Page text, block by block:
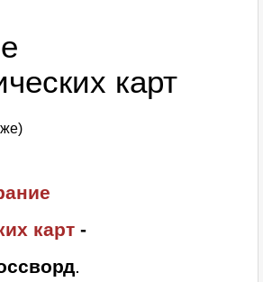
карт
карт -
.